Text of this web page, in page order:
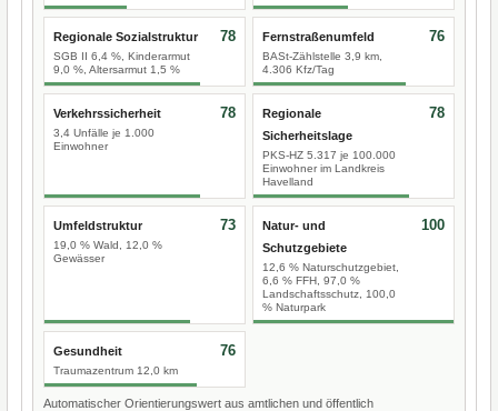
Regionale Sozialstruktur
SGB II 6,4 %, Kinderarmut
9,0 %, Altersarmut 1,5 %
78 Fernstraßenumfeld
BASt-Zählstelle 3,9 km,
4.306 Kfz/Tag
76
Verkehrssicherheit
3,4 Unfälle je 1.000
Einwohner
78
Regionale
Sicherheitslage
PKS-HZ 5.317 je 100.000
Einwohner im Landkreis
Havelland
78
Umfeldstruktur
19,0 % Wald, 12,0 %
Gewässer
73
Natur- und
Schutzgebiete
12,6 % Naturschutzgebiet,
6,6 % FFH, 97,0 %
Landschaftsschutz, 100,0
% Naturpark
100
Gesundheit
Traumazentrum 12,0 km
76
Automatischer Orientierungswert aus amtlichen und öffentlich